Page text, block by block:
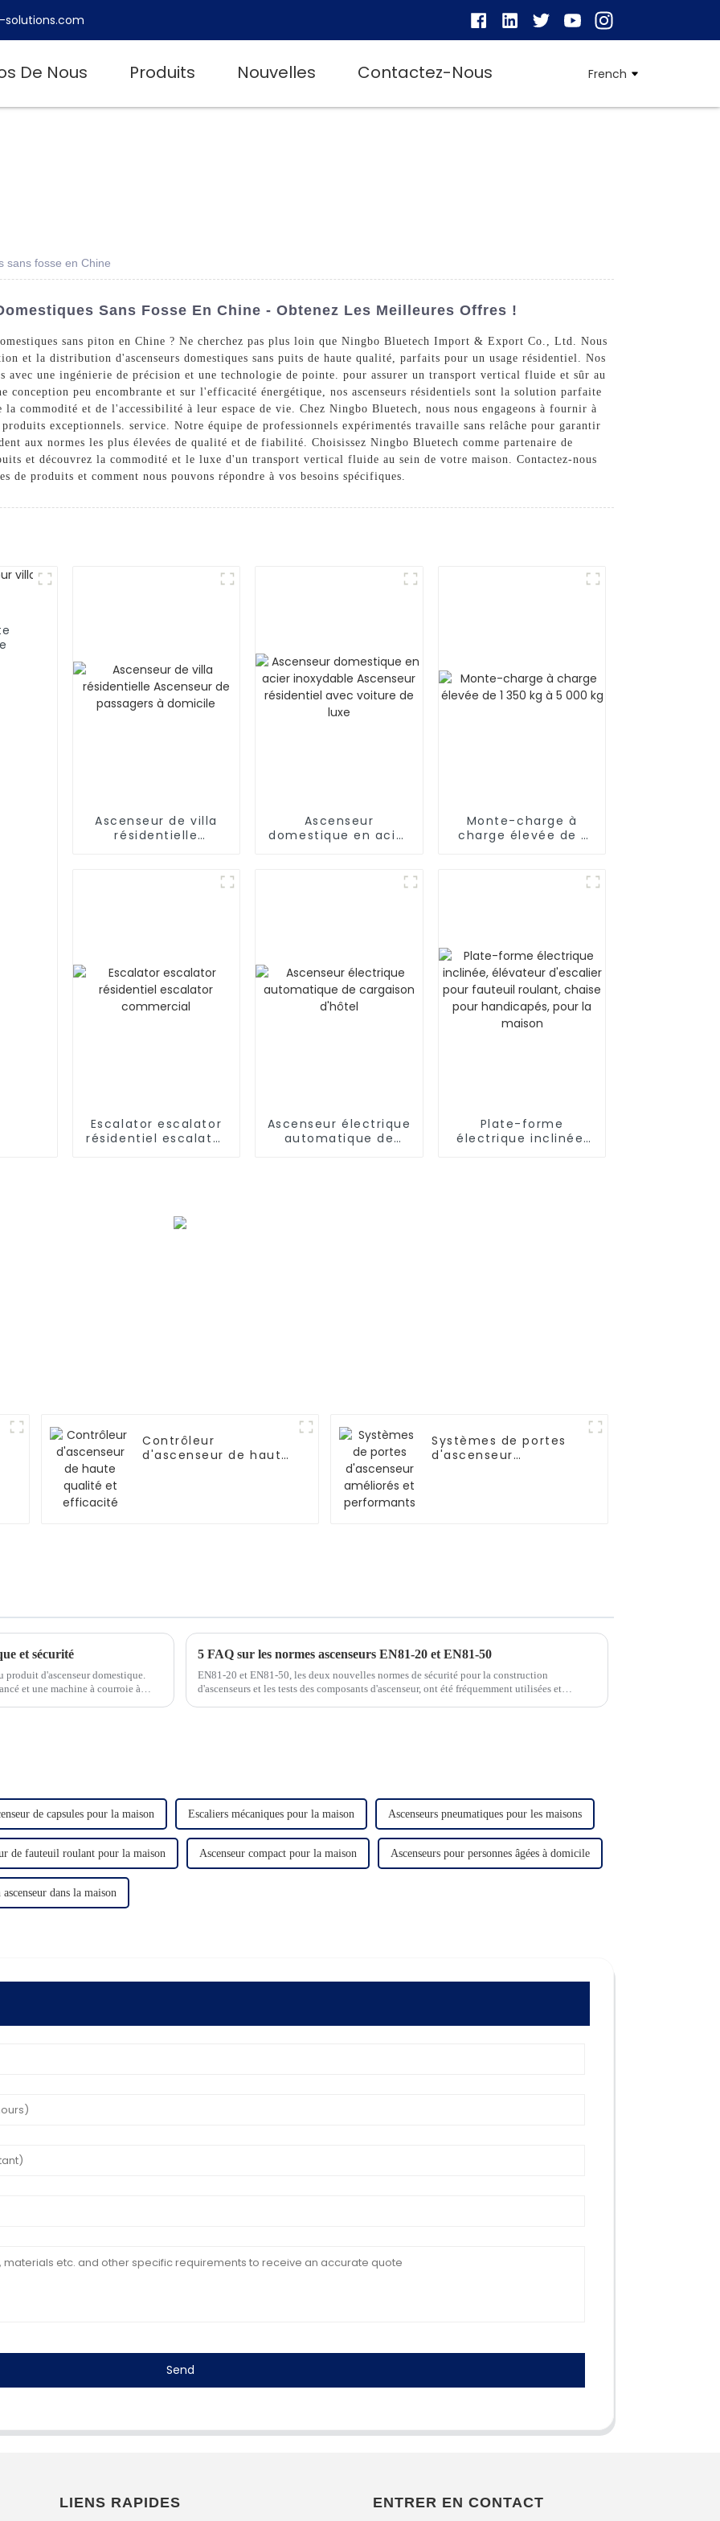
solutions.com
De Nous Produits Nouvelles Contactez-Nous French
sans fosse en Chine
Sans Fosse En Chine - Obtenez Les Meilleures Offres !
sans piton en Chine ? Ne cherchez pas plus loin que Ningbo Bluetech Import & Export Co., Ltd. Nous
et la distribution d'ascenseurs domestiques sans puits de haute qualité, parfaits pour un usage résidentiel. Nos
avec une ingénierie de précision et une technologie de pointe. pour assurer un transport vertical fluide et sûr au
conception peu encombrante et sur l'efficacité énergétique, nos ascenseurs résidentiels sont la solution parfaite
commodité et de l'accessibilité à leur espace de vie. Chez Ningbo Bluetech, nous nous engageons à fournir à
exceptionnels. service. Notre équipe de professionnels expérimentés travaille sans relâche pour garantir
aux normes les plus élevées de qualité et de fiabilité. Choisissez Ningbo Bluetech comme partenaire de
et découvrez la commodité et le luxe d'un transport vertical fluide au sein de votre maison. Contactez-nous
produits et comment nous pouvons répondre à vos besoins spécifiques.
Ascenseur de villa
résidentielle
Ascenseur
domestique en acier
Monte-charge à
charge élevée de 1
Escalator escalator
résidentiel escalator
Ascenseur électrique
automatique de
Plate-forme
électrique inclinée,
Contrôleur
d'ascenseur de haute
Systèmes de portes
d'ascenseur
et sécurité
produit d'ascenseur domestique.
et une machine à courroie à
5 FAQ sur les normes ascenseurs EN81-20 et EN81-50
EN81-20 et EN81-50, les deux nouvelles normes de sécurité pour la construction
d'ascenseurs et les tests des composants d'ascenseur, ont été fréquemment utilisées et
de capsules pour la maison Escaliers mécaniques pour la maison Ascenseurs pneumatiques pour les maisons
de fauteuil roulant pour la maison Ascenseur compact pour la maison Ascenseurs pour personnes âgées à domicile
dans la maison
Send
LIENS RAPIDES ENTRER EN CONTACT